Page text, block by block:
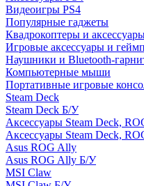
Видеоигры PS4
Популярные гаджеты
Квадрокоптеры и
Игровые аксессуары и
Наушники и Bluetooth-
Компьютерные мыши
Портативные игровые
Steam Deck
Steam Deck Б/У
Аксессуары Steam Deck,
Аксессуары Steam Deck,
Asus ROG Ally
Asus ROG Ally Б/У
MSI Claw